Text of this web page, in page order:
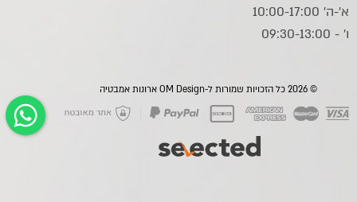
א'-ה' 10:00-17:00
ו׳ - 09:30-13:00
© 2026 כל הזכויות שמורות ל-OM Design ארונות אמבטיה